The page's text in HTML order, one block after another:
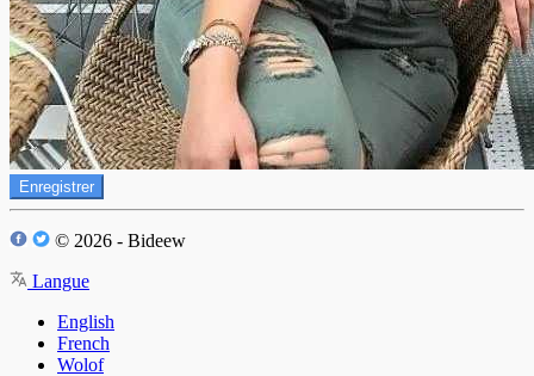
Enregistrer
© 2026 - Bideew
Langue
English
French
Wolof